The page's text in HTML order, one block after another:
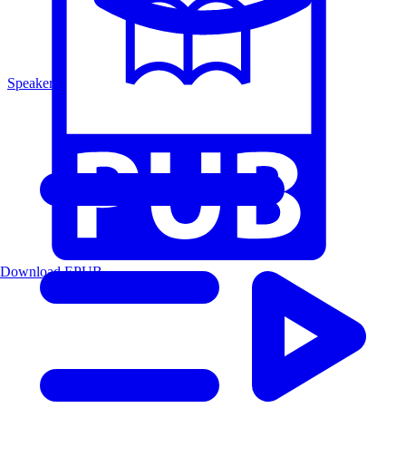
Speakers
Download EPUB